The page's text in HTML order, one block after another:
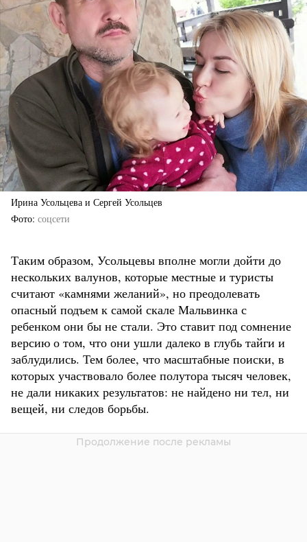
Ирина Усольцева и Сергей Усольцев
Фото соцсети
Таким образом, Усольцевы вполне могли дойти до
нескольких валунов, которые местные и туристы
считают «камнями желаний», но преодолевать
опасный подъем к самой скале Мальвинка с
ребенком они бы не стали. Это ставит под сомнение
версию о том, что они ушли далеко в глубь тайги и
заблудились. Тем более, что масштабные поиски, в
которых участвовало более полутора тысяч человек,
не дали никаких результатов: не найдено ни тел, ни
вещей, ни следов борьбы.